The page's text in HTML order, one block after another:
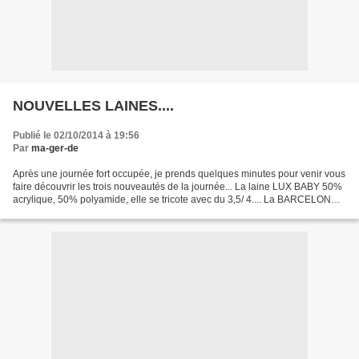
NOUVELLES LAINES....
Publié le 02/10/2014 à 19:56
Par ma-ger-de
Après une journée fort occupée, je prends quelques minutes pour venir vous
faire découvrir les trois nouveautés de la journée... La laine LUX BABY 50%
acrylique, 50% polyamide, elle se tricote avec du 3,5/ 4.... La BARCELONA